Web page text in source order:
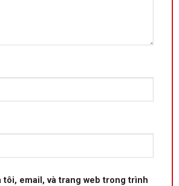
tôi, email, và trang web trong trình